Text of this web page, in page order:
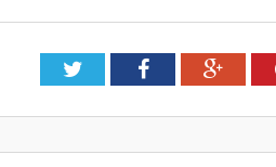
TwitterFacebook